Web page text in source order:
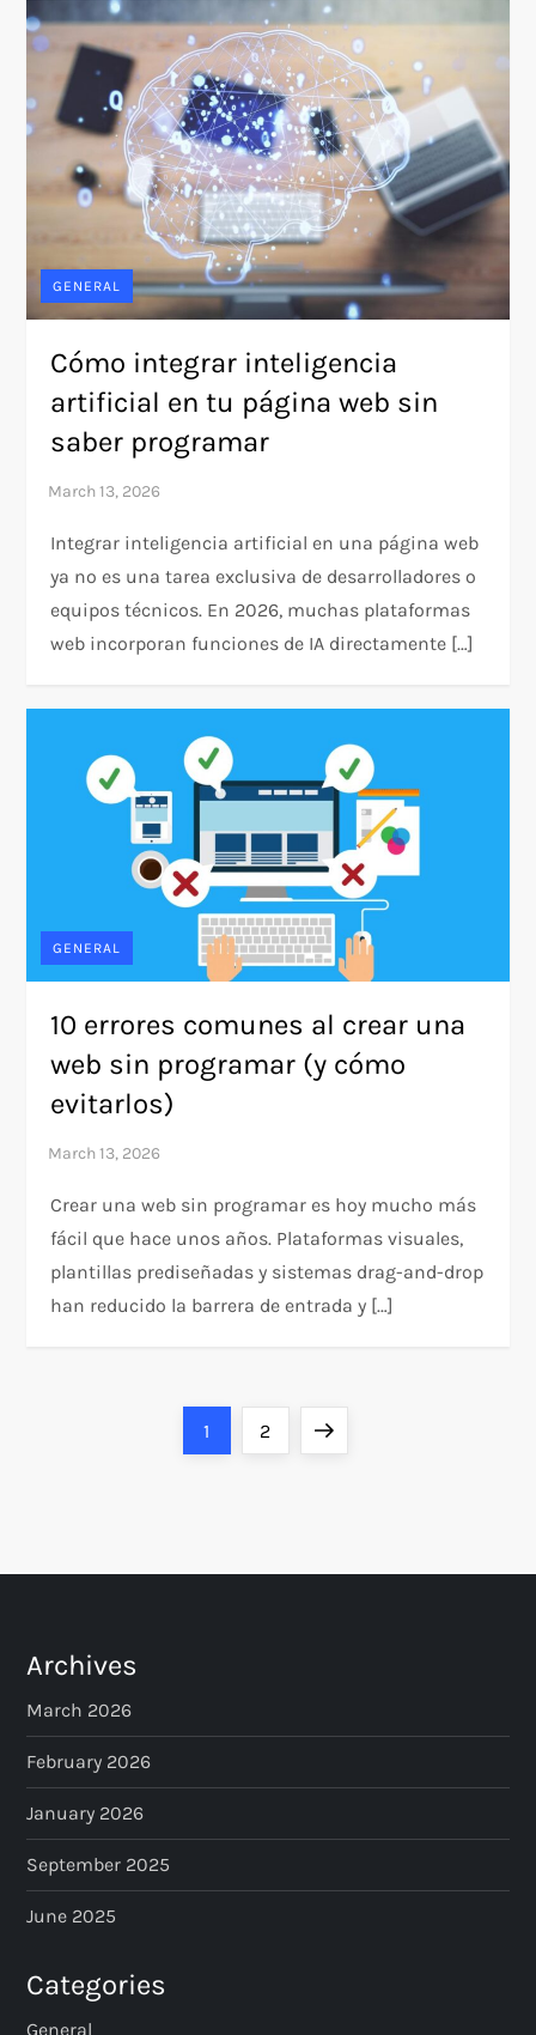
GENERAL
Cómo integrar inteligencia
artificial en tu página web sin
saber programar
Integrar inteligencia artificial en una página web
ya no es una tarea exclusiva de desarrolladores o
equipos técnicos. En 2026, muchas plataformas
web incorporan funciones de IA directamente […]
GENERAL
10 errores comunes al crear una
web sin programar (y cómo
evitarlos)
Crear una web sin programar es hoy mucho más
fácil que hace unos años. Plataformas visuales,
plantillas prediseñadas y sistemas drag-and-drop
han reducido la barrera de entrada y […]
s
p
a
g
i
n
a
Page
1 Page
2 Next
Archives
March 2026
February 2026
January 2026
September 2025
June 2025
Categories
General